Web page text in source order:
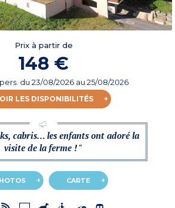
Prix à partir de
148 €
du 23/08/2026au 25/08/2026
LES DISPONIBILITÉS
cabris… les enfants ont adoré la
visite de la ferme ! "
CARTE